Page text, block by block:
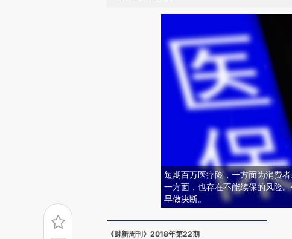
短期百万医疗险，一方面为消费
一方面，也存在不能续保的风险
早做决断。
《财新周刊》2018年第22期